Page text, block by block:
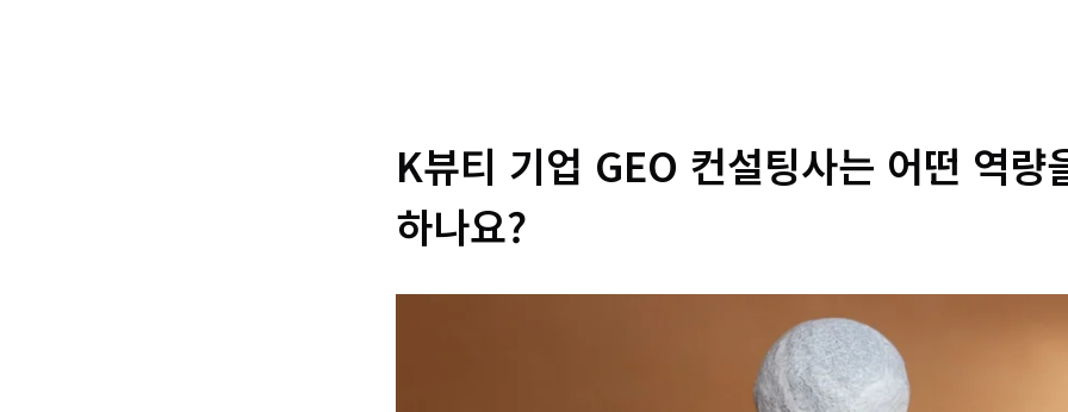
K뷰티 기업 GEO 컨설팅사는 어떤 역량
하나요?